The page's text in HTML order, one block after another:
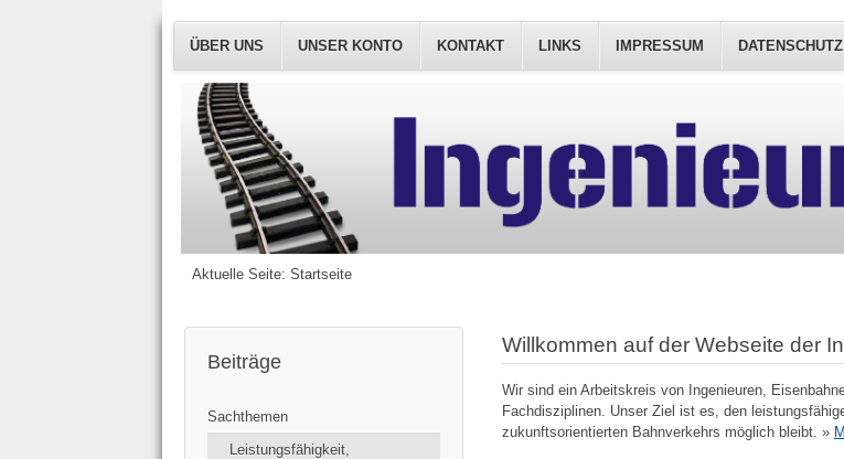
ÜBER UNS UNSER KONTO KONTAKT LINKS IMPRESSUM DATENSCHUTZ
Aktuelle Seite: Startseite
Beiträge
Sachthemen
Leistungsfähigkeit,
Willkommen auf der Webseite der
Wir sind ein Arbeitskreis von Ingenieuren,
Fachdisziplinen. Unser Ziel ist es, den
zukunftsorientierten Bahnverkehrs möglich bleibt. »